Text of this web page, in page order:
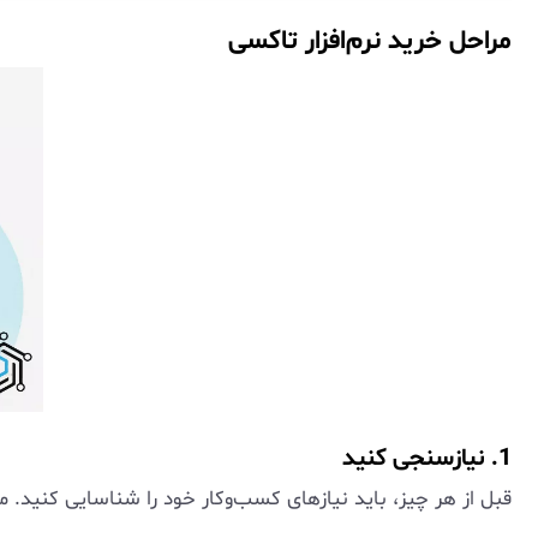
مراحل خرید نرم‌افزار تاکسی
1. نیازسنجی کنید
قبل از هر چیز، باید نیازهای کسب‌وکار خود را شناسایی کنید.